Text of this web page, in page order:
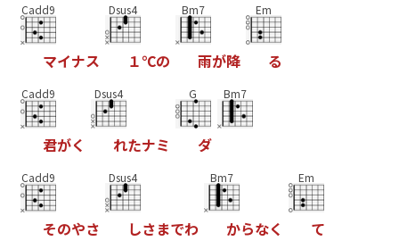
Cadd9
マイナス
Dsus4
１℃の
Bm7
雨が降
Em
る
Cadd9
君がく
Dsus4
れたナミ
G
ダ
Bm7
Cadd9
そのやさ
Dsus4
しさまでわ
Bm7
からなく
Em
て